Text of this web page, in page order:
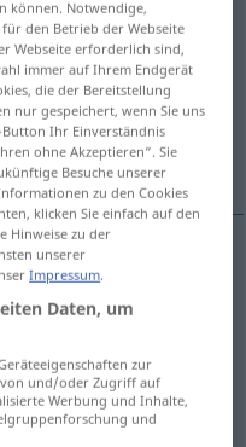
antippen)
können. Notwendige,
den Betrieb der Webseite
Webseite erforderlich sind,
immer auf Ihrem Endgerät
die der Bereitstellung
nur gespeichert, wenn Sie uns
Ihr Einverständnis
ohne Akzeptieren“. Sie
Besuche unserer
zu den Cookies
klicken Sie einfach auf den
Hinweise zu der
unserer
Impressum.
Daten, um
zur
und/oder Zugriff auf
Werbung und Inhalte,
und